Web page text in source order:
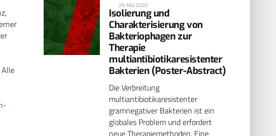
29. Mai 2020
Isolierung und
Charakterisierung von
Bakteriophagen zur
Therapie
multiantibiotikaresistenter
Bakterien (Poster-Abstract)
Die Verbreitung
multiantibiotikaresistenter
gramnegativer Bakterien ist ein
globales Problem und erfordert
neue Therapiemethoden. Eine